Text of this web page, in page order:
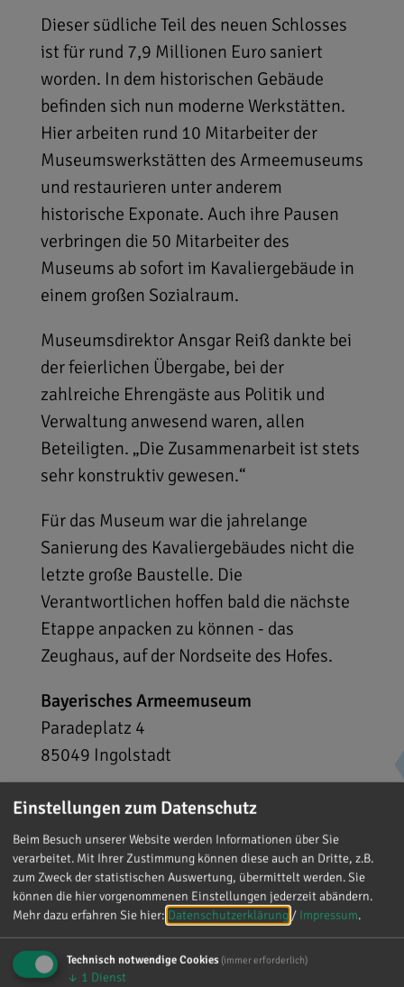
Dieser südliche Teil des neuen Schlosses
ist für rund 7,9 Millionen Euro saniert
worden. In dem historischen Gebäude
befinden sich nun moderne Werkstätten.
Hier arbeiten rund 10 Mitarbeiter der
Museumswerkstätten des Armeemuseums
und restaurieren unter anderem
historische Exponate. Auch ihre Pausen
verbringen die 50 Mitarbeiter des
Museums ab sofort im Kavaliergebäude in
einem großen Sozialraum.
Museumsdirektor Ansgar Reiß dankte bei
der feierlichen Übergabe, bei der
zahlreiche Ehrengäste aus Politik und
Verwaltung anwesend waren, allen
Beteiligten. „Die Zusammenarbeit ist stets
sehr konstruktiv gewesen.“
Für das Museum war die jahrelange
Sanierung des Kavaliergebäudes nicht die
letzte große Baustelle. Die
Verantwortlichen hoffen bald die nächste
Etappe anpacken zu können - das
Zeughaus, auf der Nordseite des Hofes.
Bayerisches Armeemuseum
Paradeplatz 4
85049 Ingolstadt
Einstellungen zum Datenschutz
Beim Besuch unserer Website werden Informationen über Sie
verarbeitet. Mit Ihrer Zustimmung können diese auch an Dritte, z.B.
zum Zweck der statistischen Auswertung, übermittelt werden. Sie
können die hier vorgenommenen Einstellungen jederzeit abändern.
Mehr dazu erfahren Sie hier: Datenschutzerklärung / Impressum.
Technisch notwendige Cookies (immer erforderlich)
↓ 1 Dienst